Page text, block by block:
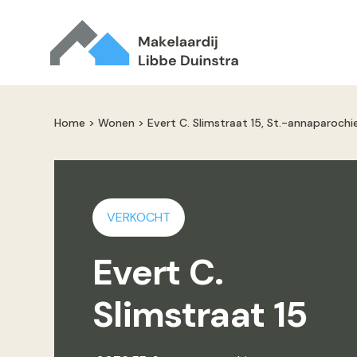
Home > Wonen > Evert C. Slimstraat 15, St.-
VERKOCHT
Evert C.
Slimstraat 15